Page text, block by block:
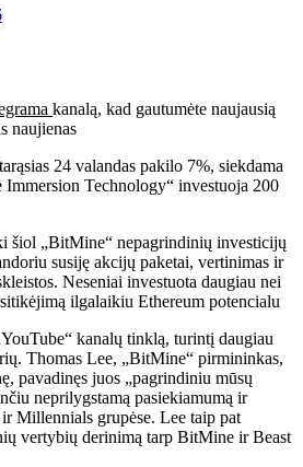
kanalą, kad gautumėte naujausią
naujienas
24 valandas pakilo 7%, siekdama
Technology“ investuoja 200
šiol „BitMine“ nepagrindinių investicijų
susiję akcijų paketai, vertinimas ir
Neseniai investuota daugiau nei
ilgalaikiu Ethereum potencialu
kanalų tinklą, turintį daugiau
Thomas Lee, „BitMine“ pirmininkas,
pavadinęs juos „pagrindiniu mūsų
neprilygstamą pasiekiamumą ir
Millennials grupėse. Lee taip pat
vertybių derinimą tarp BitMine ir Beast